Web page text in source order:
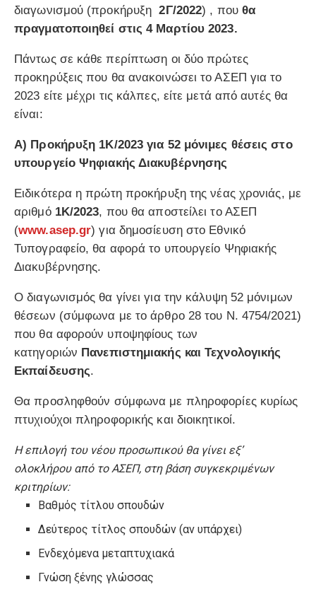
διαγωνισμού (προκήρυξη2Γ/2022) , που θα
πραγματοποιηθεί στις 4 Μαρτίου 2023.
Πάντως σε κάθε περίπτωση οι δύο πρώτες
προκηρύξεις που θα ανακοινώσει το ΑΣΕΠ για το
2023 είτε μέχρι τις κάλπες, είτε μετά από αυτές θα
είναι:
Α) Προκήρυξη 1Κ/2023 για 52 μόνιμες θέσεις στο
υπουργείο Ψηφιακής Διακυβέρνησης
Ειδικότερα η πρώτη προκήρυξη της νέας χρονιάς, με
αριθμό 1Κ/2023, που θα αποστείλει το ΑΣΕΠ
(www.asep.gr) για δημοσίευση στο Εθνικό
Τυπογραφείο, θα αφορά το υπουργείο Ψηφιακής
Διακυβέρνησης.
Ο διαγωνισμός θα γίνει για την κάλυψη 52 μόνιμων
θέσεων (σύμφωνα με το άρθρο 28 του Ν. 4754/2021)
που θα αφορούν υποψηφίους των
κατηγοριών Πανεπιστημιακής και Τεχνολογικής
Εκπαίδευσης.
Θα προσληφθούν σύμφωνα με πληροφορίες κυρίως
πτυχιούχοι πληροφορικής και διοικητικοί.
Η επιλογή του νέου προσωπικού θα γίνει εξ’
ολοκλήρου από το ΑΣΕΠ, στη βάση συγκεκριμένων
κριτηρίων:
Βαθμός τίτλου σπουδών
Δεύτερος τίτλος σπουδών (αν υπάρχει)
Ενδεχόμενα μεταπτυχιακά
Γνώση ξένης γλώσσας